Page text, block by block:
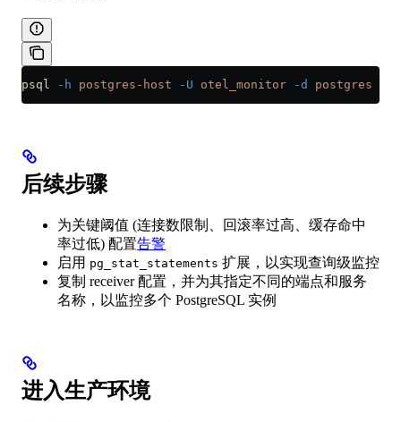
psql -h postgres-host -U otel_monitor -d postgres
后续步骤
为关键阈值 (连接数限制、回滚率过高、缓存命中
率过低) 配置告警
启用 pg_stat_statements 扩展，以实现查询级监控
复制 receiver 配置，并为其指定不同的端点和服务
名称，以监控多个 PostgreSQL 实例
进入生产环境